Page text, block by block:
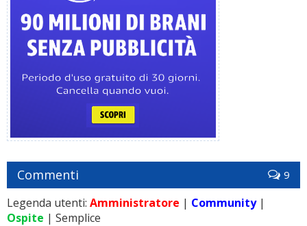
Commenti 9
Legenda utenti: Amministratore | Community|
Ospite | Semplice